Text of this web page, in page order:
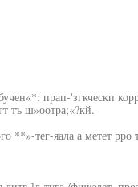
прап-'згкческп
тъ ш»оотра;«?кй.
**»-тег-яала а метет рро